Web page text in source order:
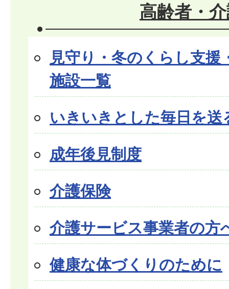
高齢者・
見守り・冬のくらし支援
施設一覧
いきいきとした毎日を送
成年後見制度
介護保険
介護サービス事業者の方
健康な体づくりのために